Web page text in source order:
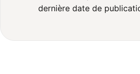
dernière date de